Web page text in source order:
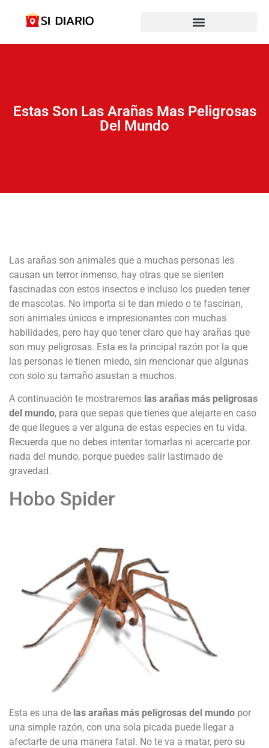
Estas Son Las Arañas Mas Peligrosas
Del Mundo
Las arañas son animales que a muchas personas les
causan un terror inmenso, hay otras que se sienten
fascinadas con estos insectos e incluso los pueden tener
de mascotas. No importa si te dan miedo o te fascinan,
son animales únicos e impresionantes con muchas
habilidades, pero hay que tener claro que hay arañas que
son muy peligrosas. Esta es la principal razón por la que
las personas le tienen miedo, sin mencionar que algunas
con solo su tamaño asustan a muchos.
A continuación te mostraremos las arañas más peligrosas
del mundo, para que sepas que tienes que alejarte en caso
de que llegues a ver alguna de estas especies en tu vida.
Recuerda que no debes intentar tomarlas ni acercarte por
nada del mundo, porque puedes salir lastimado de
gravedad.
Hobo Spider
Esta es una de las arañas más peligrosas del mundo por
una simple razón, con una sola picada puede llegar a
afectarte de una manera fatal. No te va a matar, pero su